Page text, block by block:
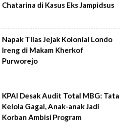
Chatarina di Kasus Eks Jampidsus
Napak Tilas Jejak Kolonial Londo
Ireng di Makam Kherkof
Purworejo
KPAI Desak Audit Total MBG: Tata
Kelola Gagal, Anak-anak Jadi
Korban Ambisi Program